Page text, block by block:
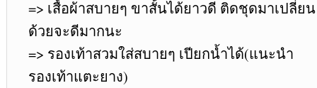
=> เสื้อผ้าสบายๆ ขาสั้นได้ยาวดี ติดชุดมาเปลี่ยน
ด้วยจะดีมากนะ
=> รองเท้าสวมใส่สบายๆ เปียกน้ำได้(แนะนำ
รองเท้าแตะยาง)